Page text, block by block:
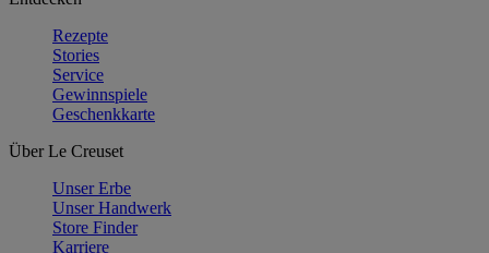
Rezepte
Stories
Service
Gewinnspiele
Geschenkkarte
Über Le Creuset
Unser Erbe
Unser Handwerk
Store Finder
Karriere